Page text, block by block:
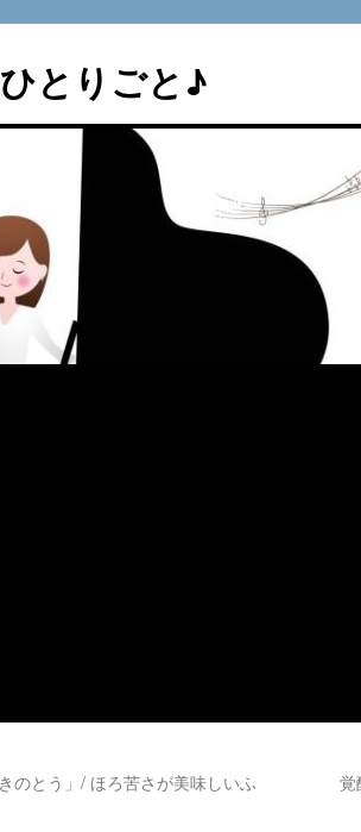
とりごと♪
のとう」/ ほろ苦さが美味しいふ
覚